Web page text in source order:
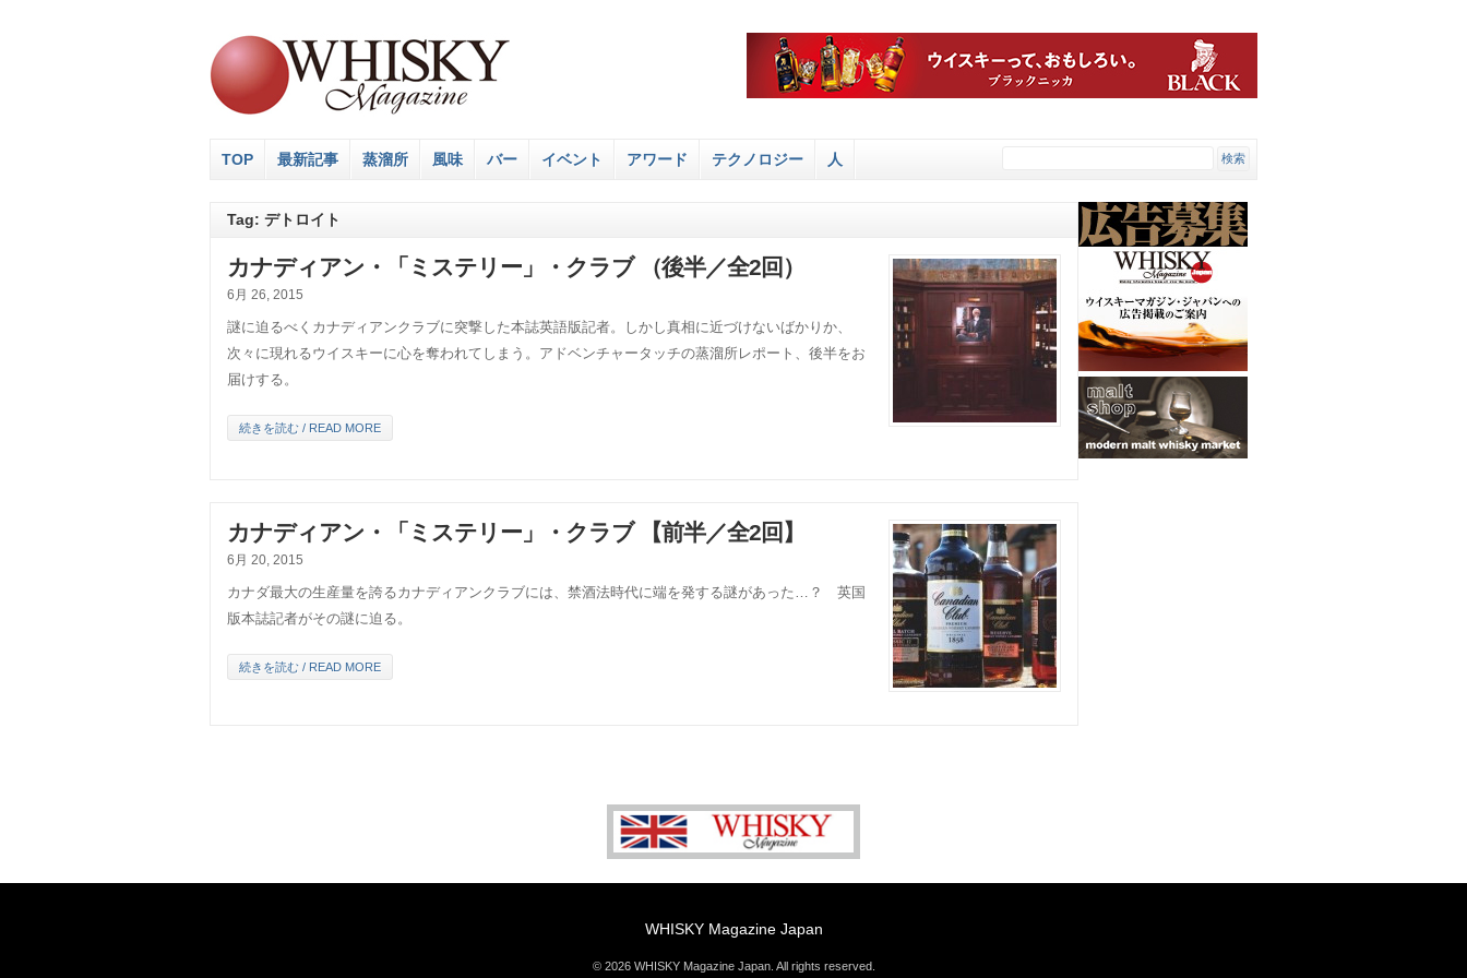
TOP 最新記事 蒸溜所 風味 バー イベント アワード テクノロジー 人
Tag: デトロイト
カナディアン・「ミステリー」・クラブ （後半／全2回）
6月 26, 2015
謎に迫るべくカナディアンクラブに突撃した本誌英語版記者。しかし真相に近づけないばかりか、
次々に現れるウイスキーに心を奪われてしまう。アドベンチャータッチの蒸溜所レポート、後半をお
届けする。
続きを読む / READ MORE
カナディアン・「ミステリー」・クラブ 【前半／全2回】
6月 20, 2015
カナダ最大の生産量を誇るカナディアンクラブには、禁酒法時代に端を発する謎があった…？ 英国
版本誌記者がその謎に迫る。
続きを読む / READ MORE
WHISKY Magazine Japan
© 2026 WHISKY Magazine Japan. All rights reserved.